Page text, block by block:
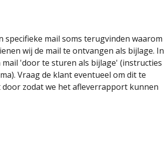
mail soms terugvinden waarom
wij de mail te ontvangen als bijlage. In
'door te sturen als bijlage' (instructies
Vraag de klant eventueel om dit te
zodat we het afleverrapport kunnen